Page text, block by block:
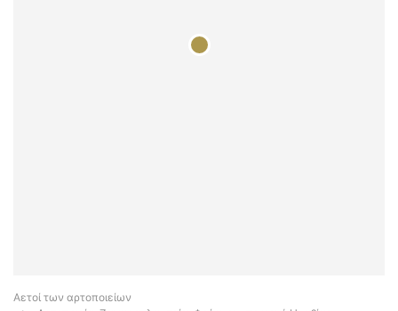
Αετοί των αρτοποιείων